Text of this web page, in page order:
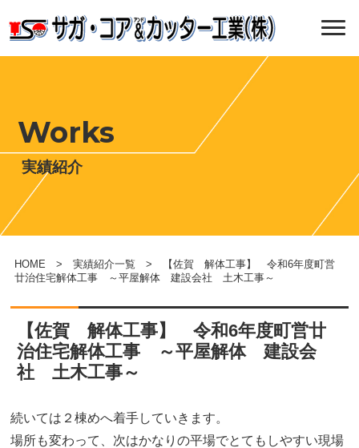
Works
実績紹介
HOME > 実績紹介一覧 > 【佐賀 解体工事】 令和6年度町営
廿治住宅解体工事 ～平屋解体 建設会社 土木工事～
【佐賀 解体工事】 令和6年度町営廿
治住宅解体工事 ～平屋解体 建設会
社 土木工事～
続いては２棟めへ着手していきます。
場所も変わって、次はかなりの平場でとてもしやすい現場